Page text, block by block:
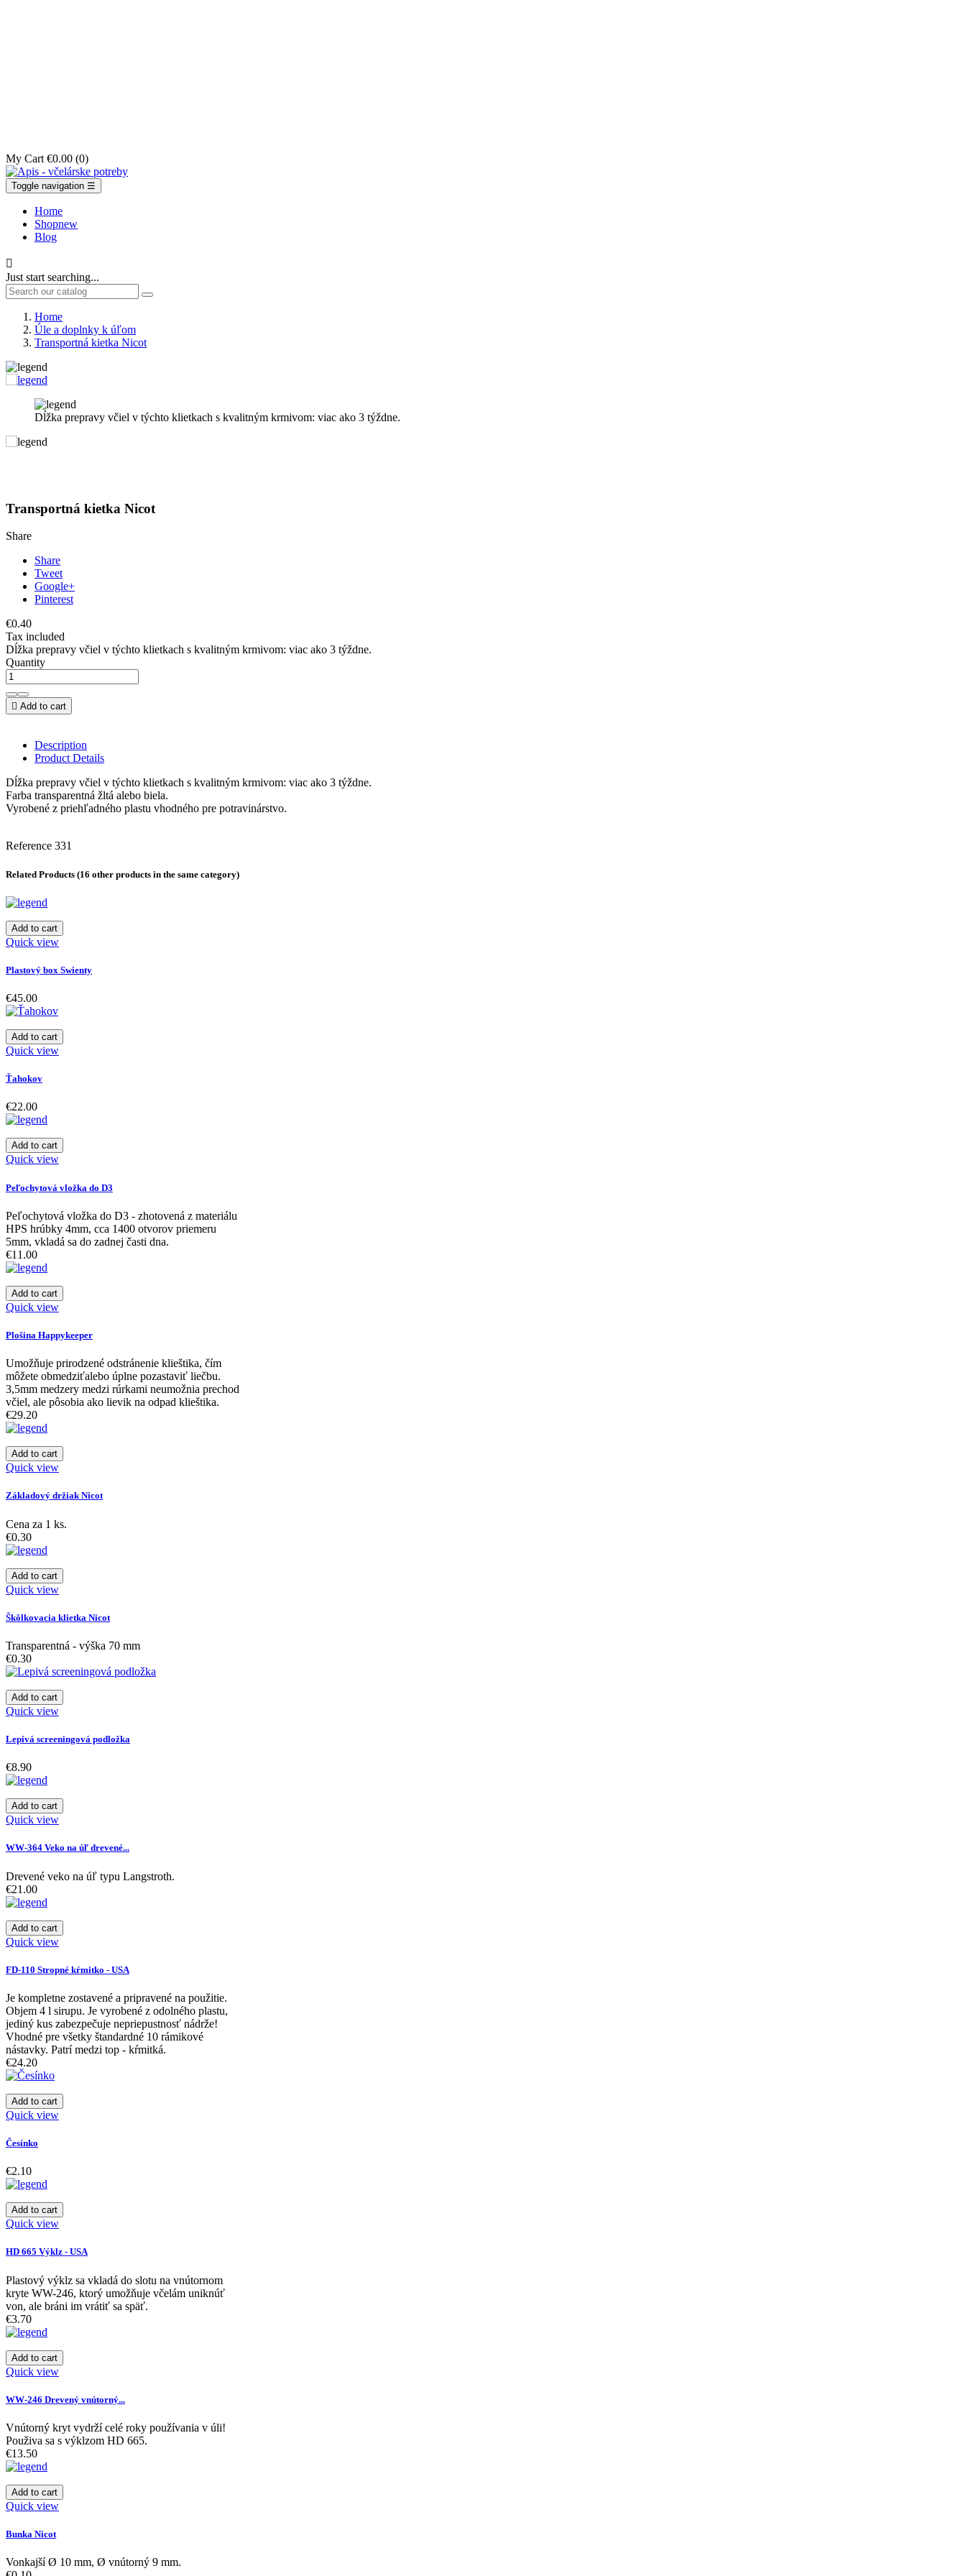
My Cart €0.00 (0)
Toggle navigation ☰
Home
Shopnew
Blog

Just start searching...
Home
Úle a doplnky k úľom
Transportná kietka Nicot
Dĺžka prepravy včiel v týchto klietkach s kvalitným krmivom: viac ako 3 týždne.
Transportná kietka Nicot
Share
Share
Tweet
Google+
Pinterest
€0.40
Tax included
Dĺžka prepravy včiel v týchto klietkach s kvalitným krmivom: viac ako 3 týždne.
Quantity
 Add to cart
Description
Product Details
Dĺžka prepravy včiel v týchto klietkach s kvalitným krmivom: viac ako 3 týždne.
Farba transparentná žltá alebo biela.
Vyrobené z priehľadného plastu vhodného pre potravinárstvo.
Reference 331
Related Products (16 other products in the same category)
Add to cart
Quick view
Plastový box Swienty
€45.00
Add to cart
Quick view
Ťahokov
€22.00
Add to cart
Quick view
Peľochytová vložka do D3
Peľochytová vložka do D3 - zhotovená z materiálu
HPS hrúbky 4mm, cca 1400 otvorov priemeru
5mm, vkladá sa do zadnej časti dna.
€11.00
Add to cart
Quick view
Plošina Happykeeper
Umožňuje prirodzené odstránenie klieštika, čím
môžete obmedziťalebo úplne pozastaviť liečbu.
3,5mm medzery medzi rúrkami neumožnia prechod
včiel, ale pôsobia ako lievik na odpad klieštika.
€29.20
Add to cart
Quick view
Základový držiak Nicot
Cena za 1 ks.
€0.30
Add to cart
Quick view
Škôlkovacia klietka Nicot
Transparentná - výška 70 mm
€0.30
Add to cart
Quick view
Lepivá screeningová podložka
€8.90
Add to cart
Quick view
WW-364 Veko na úľ drevené...
Drevené veko na úľ typu Langstroth.
€21.00
Add to cart
Quick view
FD-110 Stropné kŕmitko - USA
Je kompletne zostavené a pripravené na použitie.
Objem 4 l sirupu. Je vyrobené z odolného plastu,
jediný kus zabezpečuje nepriepustnosť nádrže!
Vhodné pre všetky štandardné 10 rámikové
nástavky. Patrí medzi top - kŕmitká.
€24.20
Add to cart
Quick view
Česínko
€2.10
Add to cart
Quick view
HD 665 Výklz - USA
Plastový výklz sa vkladá do slotu na vnútornom
kryte WW-246, ktorý umožňuje včelám uniknúť
von, ale bráni im vrátiť sa späť.
€3.70
Add to cart
Quick view
WW-246 Drevený vnútorný...
Vnútorný kryt vydrží celé roky používania v úli!
Použiva sa s výklzom HD 665.
€13.50
Add to cart
Quick view
Bunka Nicot
Vonkajší Ø 10 mm, Ø vnútorný 9 mm.